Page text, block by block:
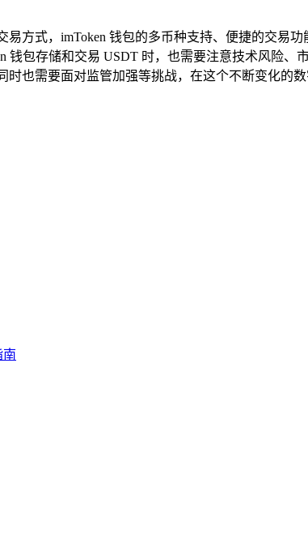
方式，imToken 钱包的多币种支持、便捷的交易
包存储和交易 USDT 时，也需要注意技术风险、
也需要面对监管加强等挑战，在这个不断变化的
南